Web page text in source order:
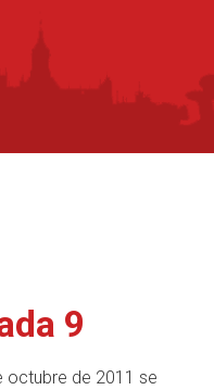
9
octubre de 2011 se